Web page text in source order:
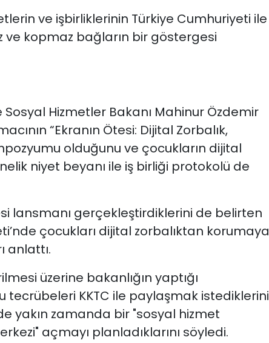
ve işbirliklerinin Türkiye Cumhuriyeti ile
ve kopmaz bağların bir göstergesi
Hizmetler Bakanı Mahinur Özdemir
“Ekranın Ötesi: Dijital Zorbalık,
olduğunu ve çocukların dijital
niyet beyanı ile iş birliği protokolü de
lansmanı gerçekleştirdiklerini de belirten
çocukları dijital zorbalıktan korumaya
anlattı.
üzerine bakanlığın yaptığı
tecrübeleri KKTC ile paylaşmak istediklerini
yakın zamanda bir "sosyal hizmet
açmayı planladıklarını söyledi.